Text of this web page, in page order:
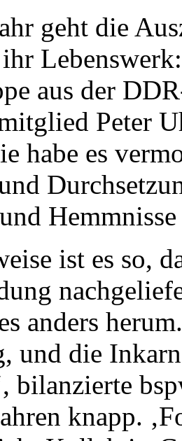
geht die
aus der
Peter
habe es
ist es so,
anders
und die
bilanzierte
knapp.